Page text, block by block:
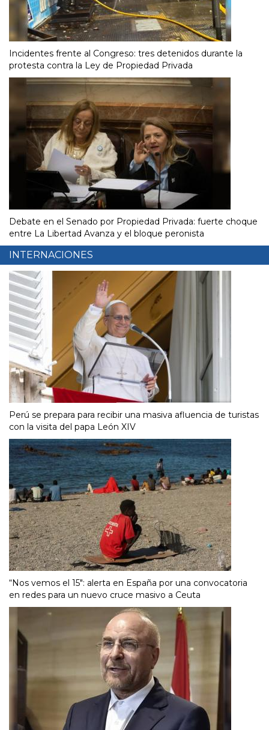
Incidentes frente al Congreso: tres detenidos durante la
protesta contra la Ley de Propiedad Privada
Debate en el Senado por Propiedad Privada: fuerte choque
entre La Libertad Avanza y el bloque peronista
INTERNACIONES
Perú se prepara para recibir una masiva afluencia de turistas
con la visita del papa León XIV
“Nos vemos el 15″: alerta en España por una convocatoria
en redes para un nuevo cruce masivo a Ceuta